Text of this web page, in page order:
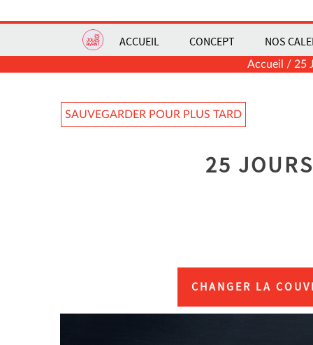
ACCUEIL CONCEPT NOS
Accueil / 25
SAUVEGARDER POUR PLUS TARD
25
CHANGER LA